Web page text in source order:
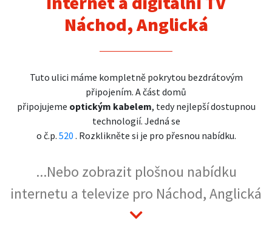
Náchod, Anglická
Tuto ulici máme kompletně pokrytou bezdrátovým
připojením. A část domů
připojujeme optickým kabelem, tedy nejlepší dostupnou
technologií. Jedná se
o č.p. 520 . Rozklikněte si je pro přesnou nabídku.
...Nebo zobrazit plošnou nabídku
internetu a televize pro Náchod, Anglická